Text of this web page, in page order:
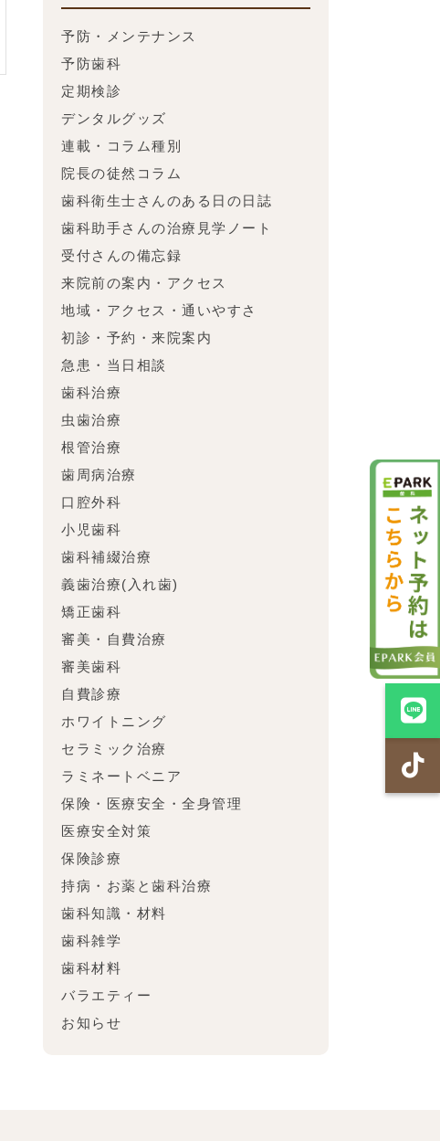
予防・メンテナンス
予防歯科
定期検診
デンタルグッズ
連載・コラム種別
院長の徒然コラム
歯科衛生士さんのある日の日誌
歯科助手さんの治療見学ノート
受付さんの備忘録
来院前の案内・アクセス
地域・アクセス・通いやすさ
初診・予約・来院案内
急患・当日相談
歯科治療
虫歯治療
根管治療
歯周病治療
口腔外科
小児歯科
歯科補綴治療
義歯治療(入れ歯)
矯正歯科
審美・自費治療
審美歯科
自費診療
ホワイトニング
セラミック治療
ラミネートベニア
保険・医療安全・全身管理
医療安全対策
保険診療
持病・お薬と歯科治療
歯科知識・材料
歯科雑学
歯科材料
バラエティー
お知らせ